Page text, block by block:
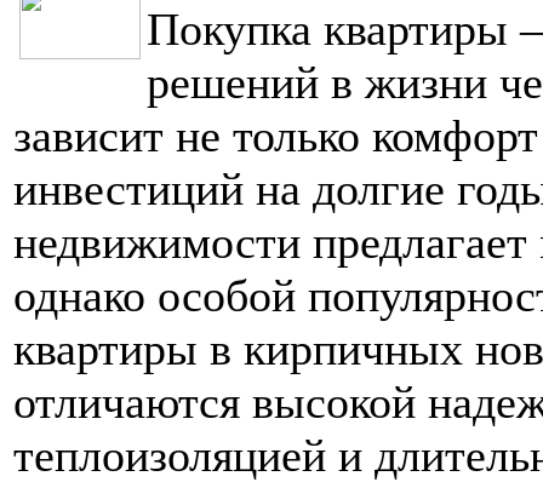
Покупка
решений в жизни
зависит не только
инвестиций на долгие
недвижимости
однако особой
квартиры в кирпичных
отличаются высокой
теплоизоляцией и